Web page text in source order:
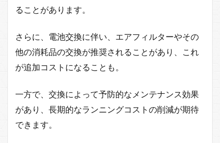
ることがあります。
さらに、電池交換に伴い、エアフィルターやその
他の消耗品の交換が推奨されることがあり、これ
が追加コストになることも。
一方で、交換によって予防的なメンテナンス効果
があり、長期的なランニングコストの削減が期待
できます。